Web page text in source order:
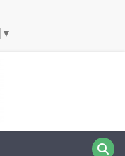
▼